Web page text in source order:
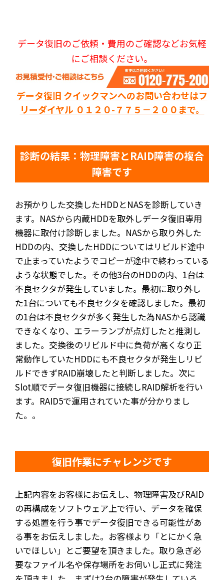
データ復旧のご依頼・費用のご確認などお気軽
にご相談ください。
データ復旧 クイックマンへのお問い合わせはフ
リーダイヤル ０１２０-７７５－２００まで。
診断の結果：物理障害とRAID障害の複合
障害です
お預かりした交換したHDDとNASを診断していき
ます。NASから内蔵HDDを取外しデータ復旧専用
機器に取付け診断しました。NASから取り外した
HDDの内、交換したHDDについてはリビルド途中
で止まっていたようでコピーが途中で終わっている
ような状態でした。その他3台のHDDの内、1台は
不良セクタが発生していました。最初に取り外し
た1台についても不良セクタを確認しました。最初
の1台は不良セクタが多く発生した為NASから認識
できなくなり、エラーランプが点灯したと推測し
ました。交換後のリビルド中に負荷が高くなり正
常動作していたHDDにも不良セクタが発生しリビ
ルドできずRAID崩壊したと判断しました。次に
Slot順でデータ復旧機器に接続しRAID解析を行い
ます。RAID5で運用されていた事が分かりまし
た。。
復旧作業にチャレンジです
上記内容をお客様にお伝えし、物理障害及びRAID
の再構成をソフトウェア上で行い、データを確保
する処置を行う事でデータ復旧できる可能性があ
る事をお伝えしました。お客様より「とにかく急
いでほしい」とご要望を頂きました。取り急ぎ必
要なファイル名や保存場所をお伺いし正式に発注